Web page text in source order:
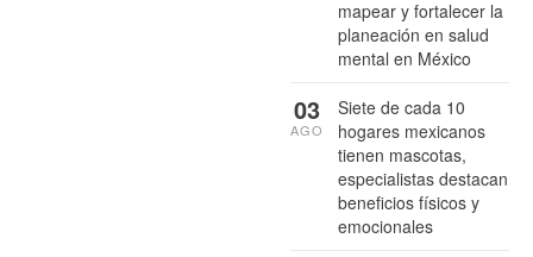
mapear y fortalecer la
planeación en salud
mental en México
Siete de cada 10
hogares mexicanos
tienen mascotas,
especialistas destacan
beneficios físicos y
emocionales
03
AGO